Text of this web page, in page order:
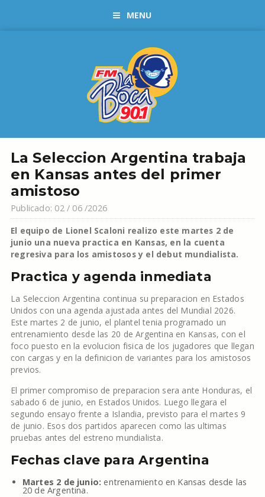
MENU
La Seleccion Argentina trabaja
en Kansas antes del primer
amistoso
Publicado: 02 / 06 /2026
El equipo de Lionel Scaloni realizo este martes 2 de
junio una nueva practica en Kansas, en la cuenta
regresiva para los amistosos y el debut mundialista.
Practica y agenda inmediata
La Seleccion Argentina continua su preparacion en Estados
Unidos con una agenda ajustada antes del Mundial 2026.
Este martes 2 de junio, el plantel tenia programado un
entrenamiento desde las 20 de Argentina en Kansas, con el
foco puesto en la evolucion fisica de los jugadores que llegan
con cargas y en la definicion de variantes para los amistosos
previos.
El primer compromiso de preparacion sera ante Honduras, el
sabado 6 de junio, en Estados Unidos. Luego llegara el
segundo ensayo frente a Islandia, previsto para el martes 9
de junio. Esos dos partidos aparecen como las ultimas
pruebas antes del estreno mundialista.
Fechas clave para Argentina
Martes 2 de junio: entrenamiento en Kansas desde las
20 de Argentina.